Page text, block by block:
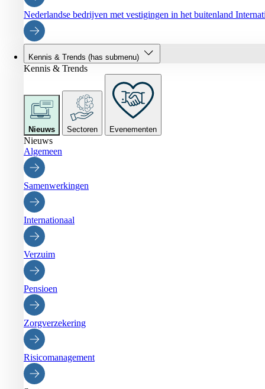
Nederlandse bedrijven met vestigingen in het buitenland
Kennis & Trends (has submenu)
Kennis & Trends
Nieuws Sectoren Evenementen
Nieuws
Algemeen
Samenwerkingen
Internationaal
Verzuim
Pensioen
Zorgverzekering
Risicomanagement